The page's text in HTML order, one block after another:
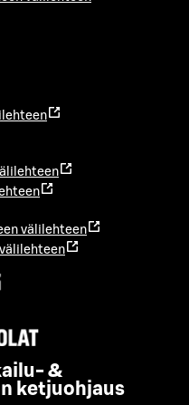
välilehteen
&
ketjuohjaus